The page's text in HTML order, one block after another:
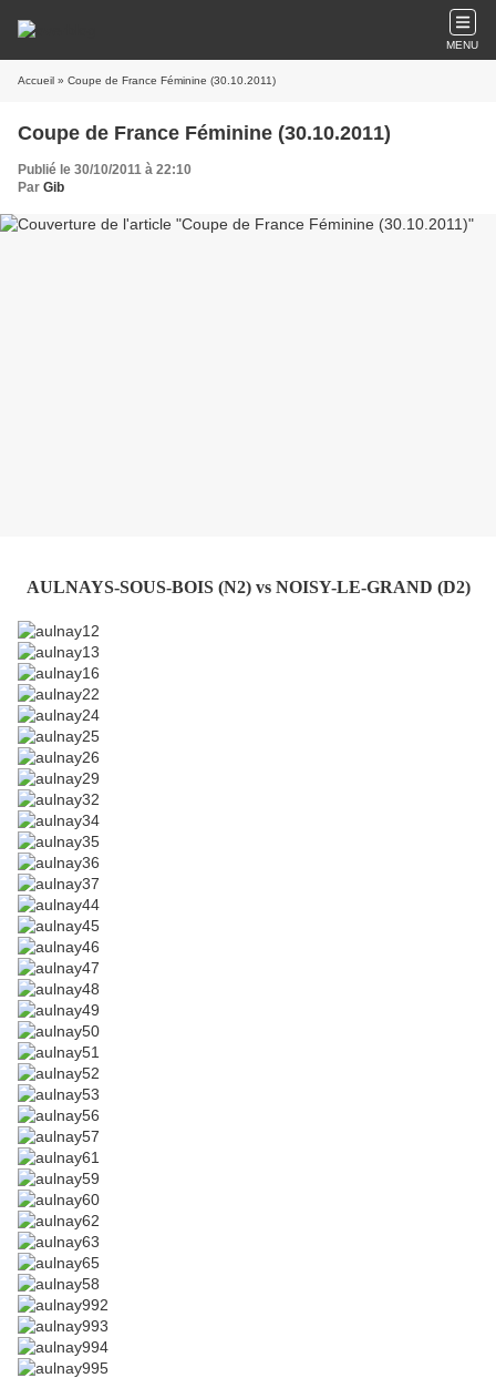
MENU
Accueil » Coupe de France Féminine (30.10.2011)
Coupe de France Féminine (30.10.2011)
Publié le 30/10/2011 à 22:10
Par Gib
AULNAYS-SOUS-BOIS (N2) vs NOISY-LE-GRAND (D2)